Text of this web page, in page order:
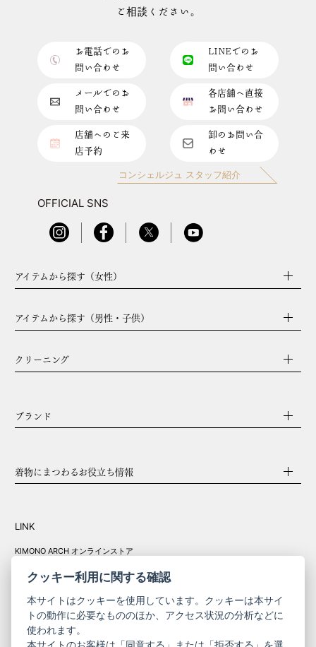
ご相談ください。
お電話でのお
問い合わせ
LINEでのお
問い合わせ
メールでのお
問い合わせ
各店舗へ直接
お問い合わせ
店舗へのご来
店予約
卸のお問い合
わせ
コンシェルジュ スタッフ紹介
OFFICIAL SNS
アイテムから探す（女性）
アイテムから探す（男性・子供）
クリーニング
ブランド
着物にまつわるお役立ち情報
LINK
KIMONO ARCH オンラインストア
きものやまと振
クッキー利用に関する確認
本サイトはクッキーを使用しています。クッキーは本サイ
トの動作に必要なもののほか、アクセス状況の分析などに
使われます。
本サイトのお客様は「同意する」または「拒否する」を選